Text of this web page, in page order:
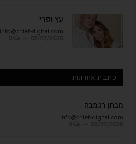
עץ ופרי
info@chief-digital.com
כתבות אחרונות
מבחן הגמבה
info@chief-digital.com